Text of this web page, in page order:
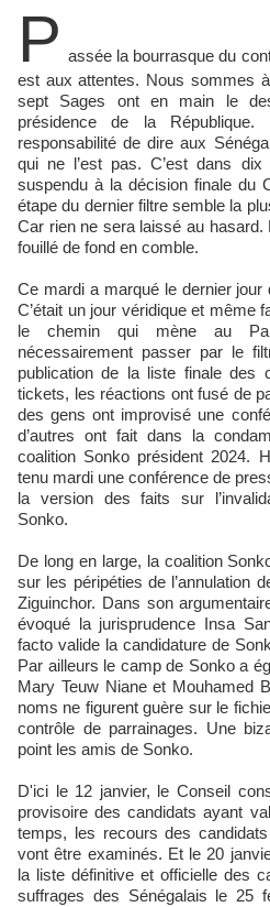
P assée la bourrasque du
est aux attentes. Nous sommes
sept Sages ont en main le
présidence de la
responsabilité de dire aux
qui ne l’est pas. C’est dans
suspendu à la décision finale du
étape du dernier filtre semble la
Car rien ne sera laissé au
fouillé de fond en comble.
Ce mardi a marqué le dernier jour
C’était un jour véridique et même
le chemin qui mène au
nécessairement passer par le
publication de la liste finale des
tickets, les réactions ont fusé de
des gens ont improvisé une
d’autres ont fait dans la
coalition Sonko président 2024.
tenu mardi une conférence de
la version des faits sur
Sonko.
De long en large, la coalition
sur les péripéties de l’annulation
Ziguinchor. Dans son
évoqué la jurisprudence Insa
facto valide la candidature de
Par ailleurs le camp de Sonko a
Mary Teuw Niane et Mouhamed
noms ne figurent guère sur le
contrôle de parrainages. Une
point les amis de Sonko.
D'ici le 12 janvier, le Conseil
provisoire des candidats ayant
temps, les recours des
vont être examinés. Et le 20
la liste définitive et officielle des
suffrages des Sénégalais le 25